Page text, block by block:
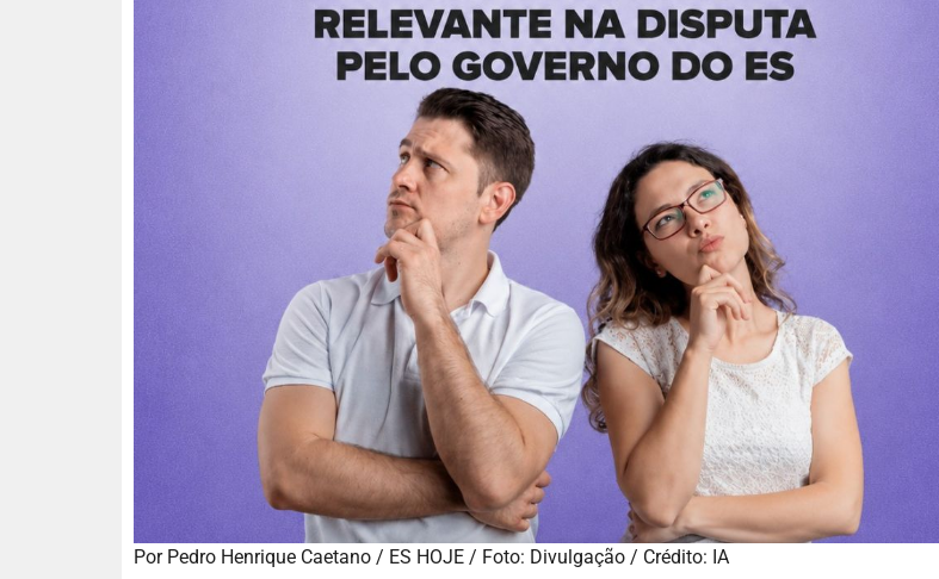
Por Pedro Henrique Caetano / ES HOJE / Foto: Divulgação / Crédito: IA